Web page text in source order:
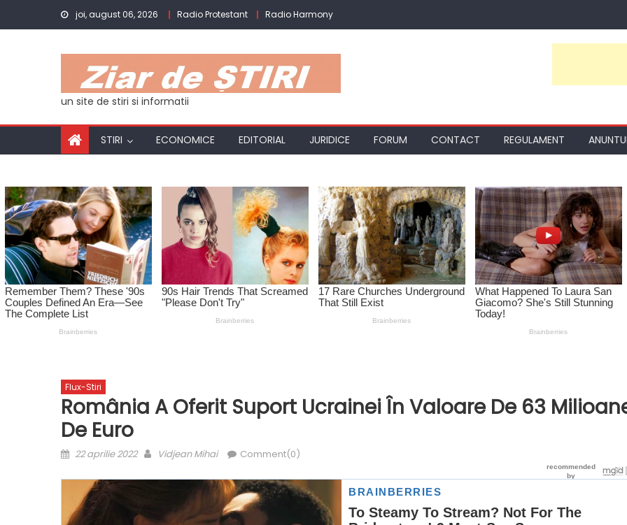
joi, august 06, 2026 Radio Protestant Radio Harmony
un site de stiri si informatii
STIRI ECONOMICE EDITORIAL JURIDICE FORUM CONTACT REGULAMENT
Flux-Stiri
România A Oferit Suport Ucrainei În Valoare De 63
De Euro
Posted
22 aprilie 2022 Author
Vidjean Mihai Comment(0)